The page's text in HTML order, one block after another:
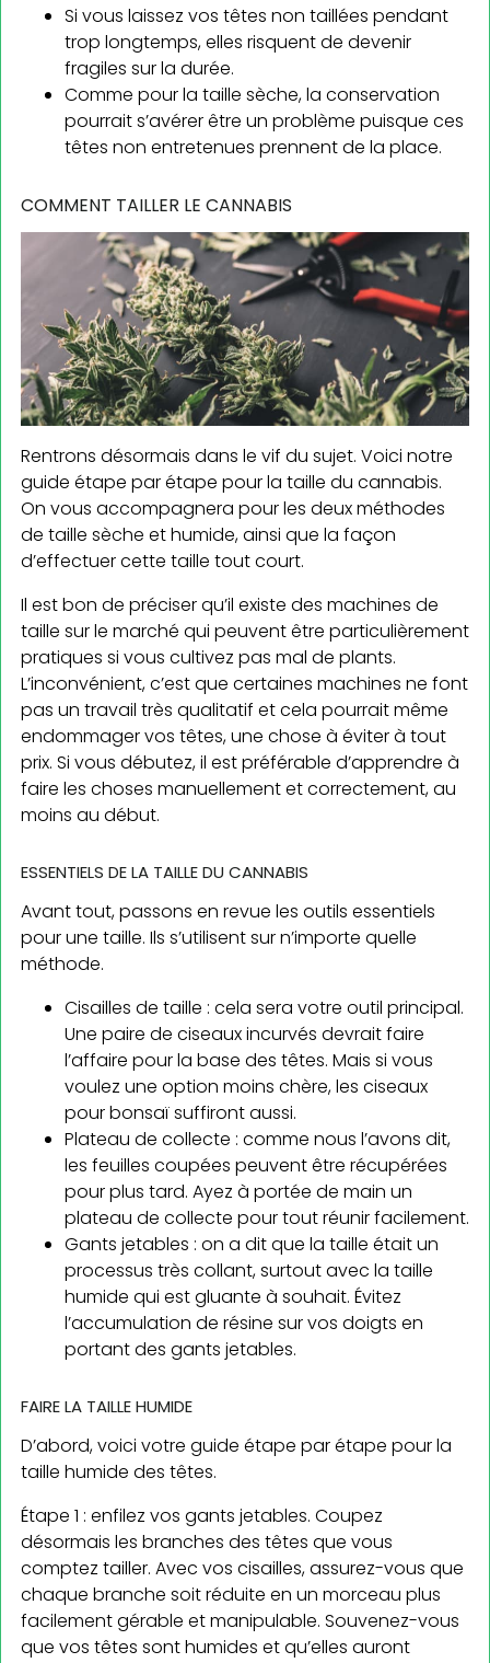
Si vous laissez vos têtes non taillées pendant
trop longtemps, elles risquent de devenir
fragiles sur la durée.
Comme pour la taille sèche, la conservation
pourrait s’avérer être un problème puisque ces
têtes non entretenues prennent de la place.
COMMENT TAILLER LE CANNABIS
Rentrons désormais dans le vif du sujet. Voici notre
guide étape par étape pour la taille du cannabis.
On vous accompagnera pour les deux méthodes
de taille sèche et humide, ainsi que la façon
d’effectuer cette taille tout court.
Il est bon de préciser qu’il existe des machines de
taille sur le marché qui peuvent être particulièrement
pratiques si vous cultivez pas mal de plants.
L’inconvénient, c’est que certaines machines ne font
pas un travail très qualitatif et cela pourrait même
endommager vos têtes, une chose à éviter à tout
prix. Si vous débutez, il est préférable d’apprendre à
faire les choses manuellement et correctement, au
moins au début.
ESSENTIELS DE LA TAILLE DU CANNABIS
Avant tout, passons en revue les outils essentiels
pour une taille. Ils s’utilisent sur n’importe quelle
méthode.
Cisailles de taille : cela sera votre outil principal.
Une paire de ciseaux incurvés devrait faire
l’affaire pour la base des têtes. Mais si vous
voulez une option moins chère, les ciseaux
pour bonsaï suffiront aussi.
Plateau de collecte : comme nous l’avons dit,
les feuilles coupées peuvent être récupérées
pour plus tard. Ayez à portée de main un
plateau de collecte pour tout réunir facilement.
Gants jetables : on a dit que la taille était un
processus très collant, surtout avec la taille
humide qui est gluante à souhait. Évitez
l’accumulation de résine sur vos doigts en
portant des gants jetables.
FAIRE LA TAILLE HUMIDE
D’abord, voici votre guide étape par étape pour la
taille humide des têtes.
Étape 1 : enfilez vos gants jetables. Coupez
désormais les branches des têtes que vous
comptez tailler. Avec vos cisailles, assurez-vous que
chaque branche soit réduite en un morceau plus
facilement gérable et manipulable. Souvenez-vous
que vos têtes sont humides et qu’elles auront